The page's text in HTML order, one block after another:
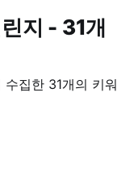
지 - 31개
집한 31개의 키워